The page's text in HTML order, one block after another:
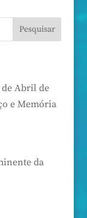
de Abril de
e Memória
da